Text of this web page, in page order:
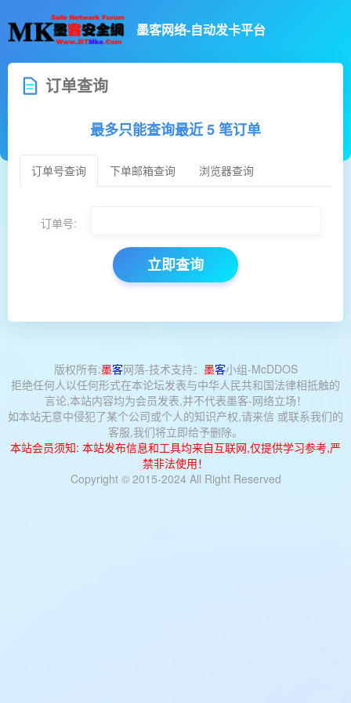
墨客网络-自动发卡平台
订单查询
最多只能查询最近 5 笔订单
订单号查询 下单邮箱查询 浏览器查询
订单号:
立即查询
版权所有:墨客网落-技术支持： 墨客小组-McDDOS
拒绝任何人以任何形式在本论坛发表与中华人民共和国法律相抵触的
言论,本站内容均为会员发表,并不代表墨客-网络立场！
如本站无意中侵犯了某个公司或个人的知识产权,请来信 或联系我们的
客服,我们将立即给予删除。
本站会员须知: 本站发布信息和工具均来自互联网,仅提供学习参考,严
禁非法使用！
Copyright © 2015-2024 All Right Reserved